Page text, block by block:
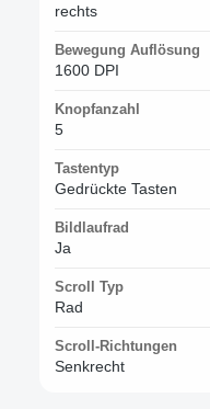
rechts
Bewegung Auflösung
1600 DPI
Knopfanzahl
5
Tastentyp
Gedrückte Tasten
Bildlaufrad
Ja
Scroll Typ
Rad
Scroll-Richtungen
Senkrecht